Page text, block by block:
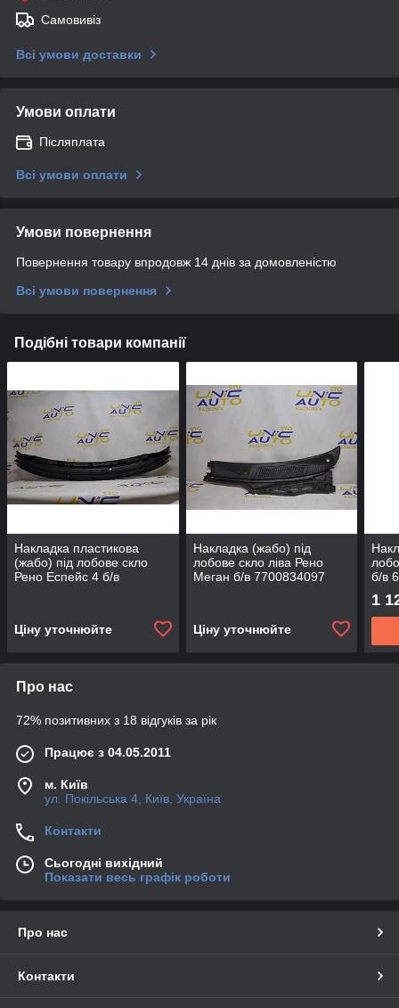
Самовивіз
Всі умови доставки
Умови оплати
Післяплата
Всі умови оплати
Умови повернення
Повернення товару впродовж 14 днів за домовленістю
Всі умови повернення
Подібні товари компанії
Накладка пластикова
(жабо) під лобове скло
Рено Еспейс 4 б/в
Ціну уточнюйте
Накладка (жабо) під
лобове скло ліва Рено
Меган б/в 7700834097
Ціну уточнюйте
б/в
1
Про нас
72% позитивних з 18 відгуків за рік
Працює з 04.05.2011
м. Київ
ул. Покільська 4, Київ, Україна
Контакти
Сьогодні вихідний
Показати весь графік роботи
Про нас
Контакти